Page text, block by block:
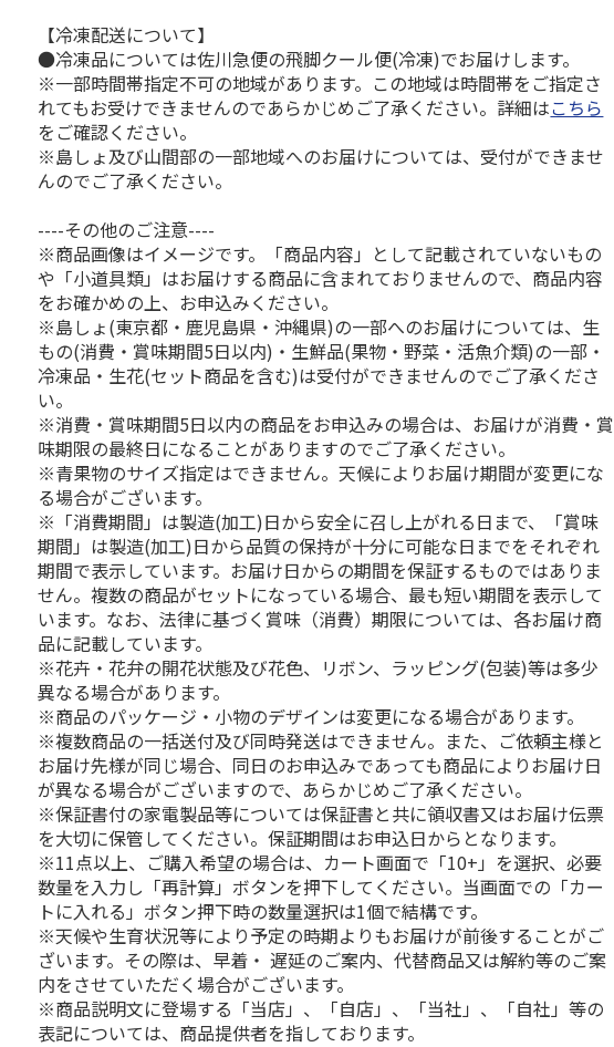
【冷凍配送について】
●冷凍品については佐川急便の飛脚クール便(冷凍)でお届けします。
※一部時間帯指定不可の地域があります。この地域は時間帯をご指定さ
れてもお受けできませんのであらかじめご了承ください。詳細はこちら
をご確認ください。
※島しょ及び山間部の一部地域へのお届けについては、受付ができませ
んのでご了承ください。
----その他のご注意----
※商品画像はイメージです。「商品内容」として記載されていないもの
や「小道具類」はお届けする商品に含まれておりませんので、商品内容
をお確かめの上、お申込みください。
※島しょ(東京都・鹿児島県・沖縄県)の一部へのお届けについては、生
もの(消費・賞味期間5日以内)・生鮮品(果物・野菜・活魚介類)の一部・
冷凍品・生花(セット商品を含む)は受付ができませんのでご了承くださ
い。
※消費・賞味期間5日以内の商品をお申込みの場合は、お届けが消費・賞
味期限の最終日になることがありますのでご了承ください。
※青果物のサイズ指定はできません。天候によりお届け期間が変更にな
る場合がございます。
※「消費期間」は製造(加工)日から安全に召し上がれる日まで、「賞味
期間」は製造(加工)日から品質の保持が十分に可能な日までをそれぞれ
期間で表示しています。お届け日からの期間を保証するものではありま
せん。複数の商品がセットになっている場合、最も短い期間を表示して
います。なお、法律に基づく賞味（消費）期限については、各お届け商
品に記載しています。
※花卉・花弁の開花状態及び花色、リボン、ラッピング(包装)等は多少
異なる場合があります。
※商品のパッケージ・小物のデザインは変更になる場合があります。
※複数商品の一括送付及び同時発送はできません。また、ご依頼主様と
お届け先様が同じ場合、同日のお申込みであっても商品によりお届け日
が異なる場合がございますので、あらかじめご了承ください。
※保証書付の家電製品等については保証書と共に領収書又はお届け伝票
を大切に保管してください。保証期間はお申込日からとなります。
※11点以上、ご購入希望の場合は、カート画面で「10+」を選択、必要
数量を入力し「再計算」ボタンを押下してください。当画面での「カー
トに入れる」ボタン押下時の数量選択は1個で結構です。
※天候や生育状況等により予定の時期よりもお届けが前後することがご
ざいます。その際は、早着・ 遅延のご案内、代替商品又は解約等のご案
内をさせていただく場合がございます。
※商品説明文に登場する「当店」、「自店」、「当社」、「自社」等の
表記については、商品提供者を指しております。